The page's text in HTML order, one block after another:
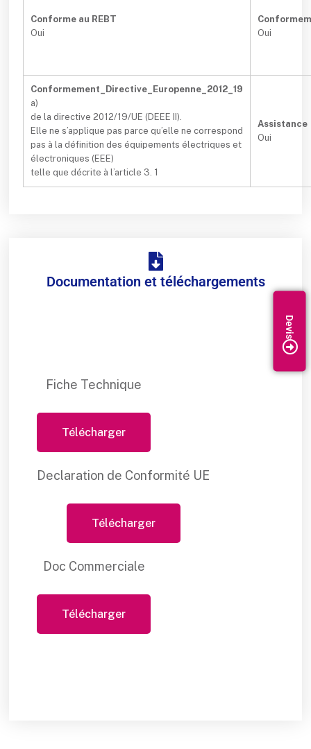
Conforme au REBT
Oui
Oui
Conformement_Directive_Europenne_2012_19
a)
de la directive 2012/19/UE (DEEE II).
Elle ne s’applique pas parce qu’elle ne correspond
pas à la définition des équipements électriques et
électroniques (EEE)
telle que décrite à l’article 3. 1
Assistance
Oui
Documentation et téléchargements
Fiche Technique
Télécharger
Declaration de Conformité UE
Télécharger
Doc Commerciale
Télécharger